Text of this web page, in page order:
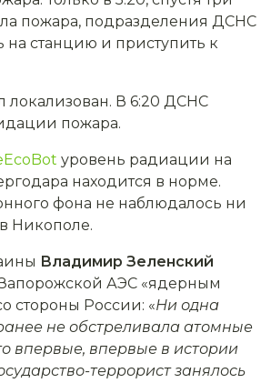
пожара, подразделения ДСНС
на станцию и приступить к
локализован. В 6:20 ДСНС
пожара.
уровень радиации на
находится в норме.
фона не наблюдалось ни
Никополе.
Владимир Зеленский
АЭС «ядерным
стороны России: «Ни одна
не обстреливала атомные
впервые, впервые в истории
террорист занялось